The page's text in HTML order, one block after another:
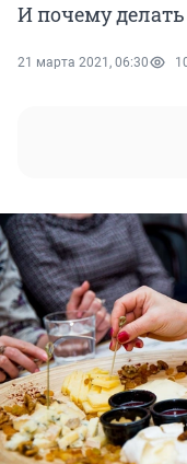
И почему делать
21 марта 2021, 06:30